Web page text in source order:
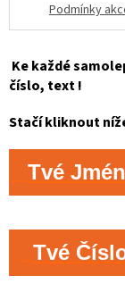
Podmínky
Ke každé
číslo, text !
Stačí kliknout
Tvé
Tvé